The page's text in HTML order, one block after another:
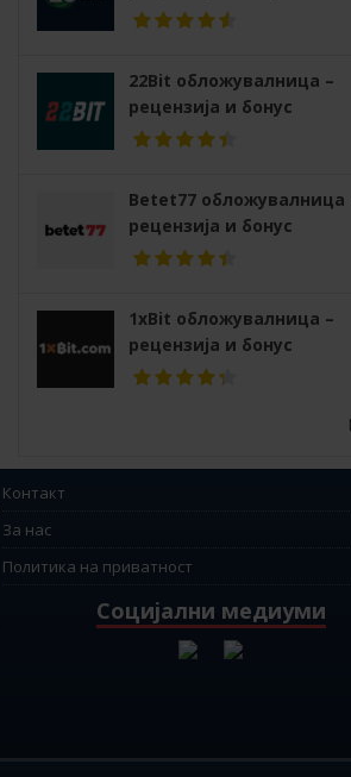
22Bit обложувалница –
рецензија и бонус
Betet77 обложувалница
рецензија и бонус
1xBit обложувалница –
рецензија и бонус
Контакт
За нас
Политика на приватност
Социјални медиуми